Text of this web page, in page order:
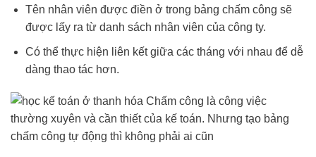
Tên nhân viên được điền ở trong bảng chấm công sẽ
được lấy ra từ danh sách nhân viên của công ty.
Có thể thực hiện liên kết giữa các tháng với nhau để dễ
dàng thao tác hơn.